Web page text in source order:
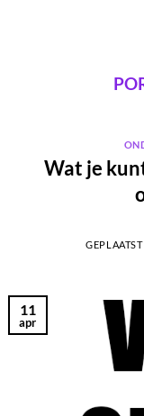
Wat je
11
apr